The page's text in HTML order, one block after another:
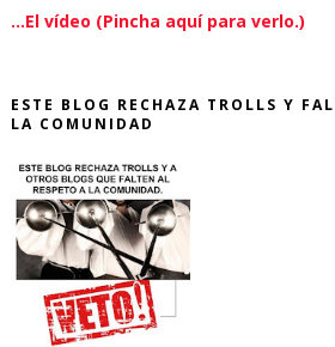
...El vídeo (Pincha aquí para verlo.)
ESTE BLOG RECHAZA TROLLS Y
LA COMUNIDAD